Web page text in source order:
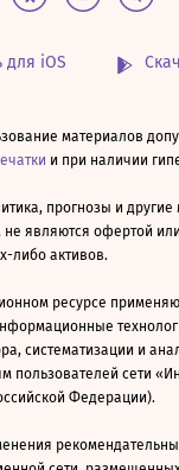
для iOS
материалов
и при наличии
прогнозы и
не являются офертой
либо активов.
ресурсе
систематизации и
пользователей сети
Федерации).